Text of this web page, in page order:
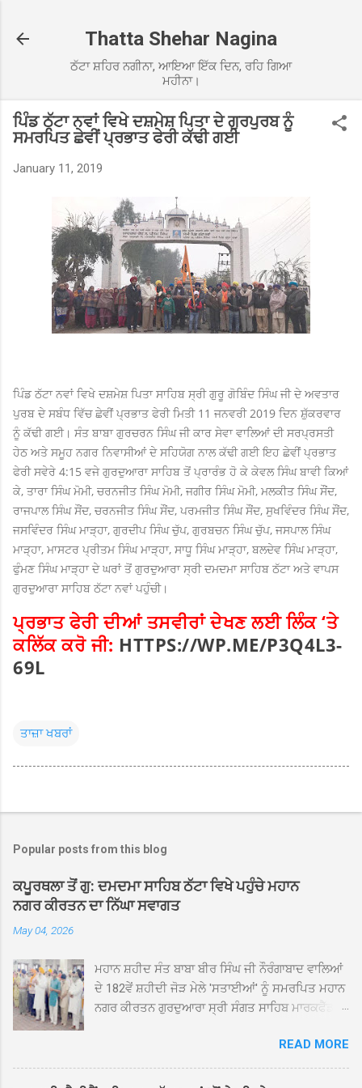
Thatta Shehar Nagina
ਠੱਟਾ ਸ਼ਹਿਰ ਨਗੀਨਾ, ਆਇਆ ਇੱਕ ਦਿਨ, ਰਹਿ ਗਿਆ
ਮਹੀਨਾ।
ਪਿੰਡ ਠੱਟਾ ਨਵਾਂ ਵਿਖੇ ਦਸ਼ਮੇਸ਼ ਪਿਤਾ ਦੇ ਗੁਰਪੁਰਬ ਨੂੰ
ਸਮਰਪਿਤ ਛੇਵੀਂ ਪ੍ਰਭਾਤ ਫੇਰੀ ਕੱਢੀ ਗਈ
January 11, 2019
ਪਿੰਡ ਠੱਟਾ ਨਵਾਂ ਵਿਖੇ ਦਸ਼ਮੇਸ਼ ਪਿਤਾ ਸਾਹਿਬ ਸ੍ਰੀ ਗੁਰੂ ਗੋਬਿੰਦ ਸਿੰਘ ਜੀ ਦੇ ਅਵਤਾਰ
ਪੁਰਬ ਦੇ ਸਬੰਧ ਵਿੱਚ ਛੇਵੀਂ ਪ੍ਰਭਾਤ ਫੇਰੀ ਮਿਤੀ 11 ਜਨਵਰੀ 2019 ਦਿਨ ਸ਼ੁੱਕਰਵਾਰ
ਨੂੰ ਕੱਢੀ ਗਈ। ਸੰਤ ਬਾਬਾ ਗੁਰਚਰਨ ਸਿੰਘ ਜੀ ਕਾਰ ਸੇਵਾ ਵਾਲਿਆਂ ਦੀ ਸਰਪ੍ਰਸਤੀ
ਹੇਠ ਅਤੇ ਸਮੂਹ ਨਗਰ ਨਿਵਾਸੀਆਂ ਦੇ ਸਹਿਯੋਗ ਨਾਲ ਕੱਢੀ ਗਈ ਇਹ ਛੇਵੀਂ ਪ੍ਰਭਾਤ
ਫੇਰੀ ਸਵੇਰੇ 4:15 ਵਜੇ ਗੁਰਦੁਆਰਾ ਸਾਹਿਬ ਤੋਂ ਪ੍ਰਾਰੰਭ ਹੋ ਕੇ ਕੇਵਲ ਸਿੰਘ ਬਾਵੀ ਕਿਆਂ
ਕੇ, ਤਾਰਾ ਸਿੰਘ ਮੋਮੀ, ਚਰਨਜੀਤ ਸਿੰਘ ਮੋਮੀ, ਜਗੀਰ ਸਿੰਘ ਮੋਮੀ, ਮਲਕੀਤ ਸਿੰਘ ਸੌਂਦ,
ਰਾਜਪਾਲ ਸਿੰਘ ਸੌਂਦ, ਚਰਨਜੀਤ ਸਿੰਘ ਸੌਂਦ, ਪਰਮਜੀਤ ਸਿੰਘ ਸੌਂਦ, ਸੁਖਵਿੰਦਰ ਸਿੰਘ ਸੌਂਦ,
ਜਸਵਿੰਦਰ ਸਿੰਘ ਮਾੜ੍ਹਾ, ਗੁਰਦੀਪ ਸਿੰਘ ਚੁੱਪ, ਗੁਰਬਚਨ ਸਿੰਘ ਚੁੱਪ, ਜਸਪਾਲ ਸਿੰਘ
ਮਾੜ੍ਹਾ, ਮਾਸਟਰ ਪ੍ਰੀਤਮ ਸਿੰਘ ਮਾੜ੍ਹਾ, ਸਾਧੂ ਸਿੰਘ ਮਾੜ੍ਹਾ, ਬਲਦੇਵ ਸਿੰਘ ਮਾੜ੍ਹਾ,
ਫੁੰਮਣ ਸਿੰਘ ਮਾੜ੍ਹਾ ਦੇ ਘਰਾਂ ਤੋਂ ਗੁਰਦੁਆਰਾ ਸ੍ਰੀ ਦਮਦਮਾ ਸਾਹਿਬ ਠੱਟਾ ਅਤੇ ਵਾਪਸ
ਗੁਰਦੁਆਰਾ ਸਾਹਿਬ ਠੱਟਾ ਨਵਾਂ ਪਹੁੰਚੀ।
ਪ੍ਰਭਾਤ ਫੇਰੀ ਦੀਆਂ ਤਸਵੀਰਾਂ ਦੇਖਣ ਲਈ ਲਿੰਕ ‘ਤੇ
ਕਲਿੱਕ ਕਰੋ ਜੀ: HTTPS://WP.ME/P3Q4L3-
69L
ਤਾਜ਼ਾ ਖਬਰਾਂ
Popular posts from this blog
ਕਪੂਰਥਲਾ ਤੋਂ ਗੁ: ਦਮਦਮਾ ਸਾਹਿਬ ਠੱਟਾ ਵਿਖੇ ਪਹੁੰਚੇ ਮਹਾਨ
ਨਗਰ ਕੀਰਤਨ ਦਾ ਨਿੱਘਾ ਸਵਾਗਤ
May 04, 2026
ਮਹਾਨ ਸ਼ਹੀਦ ਸੰਤ ਬਾਬਾ ਬੀਰ ਸਿੰਘ ਜੀ ਨੌਰੰਗਾਬਾਦ ਵਾਲਿਆਂ
ਦੇ 182ਵੇਂ ਸ਼ਹੀਦੀ ਜੋੜ ਮੇਲੇ 'ਸਤਾਈਆਂ' ਨੂੰ ਸਮਰਪਿਤ ਮਹਾਨ
ਨਗਰ ਕੀਰਤਨ ਗੁਰਦੁਆਰਾ ਸ੍ਰੀ ਸੰਗਤ ਸਾਹਿਬ ਮਾਰਕਫੈੱਡ
ਸਰਪ੍ਰਸਤੀ ਹੇਠ, ਪੰਜ ਪਿਆਰਿਆਂ ਦੀ ਅਗਵਾਈ ਵਿੱਚ
ਮਹੱਲਾ ਸੰਤਪੁਰਾ ਤੋਂ ਪ੍ਰਾਰੰਭ ਹੋ ਕੇ ਪਿੰਡ ਭਗਤਪੁਰ,
READ MORE